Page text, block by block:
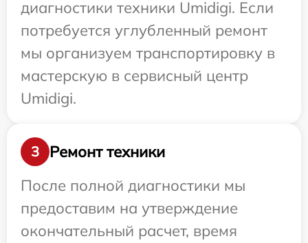
диагностики техники Umidigi. Если
потребуется углубленный ремонт
мы организуем транспортировку в
мастерскую в сервисный центр
Umidigi.
3
Ремонт техники
После полной диагностики мы
предоставим на утверждение
окончательный расчет, время